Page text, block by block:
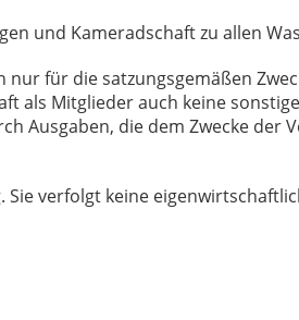
und Kameradschaft zu allen
nur für die satzungsgemäßen
als Mitglieder auch keine
Ausgaben, die dem Zwecke
Sie verfolgt keine